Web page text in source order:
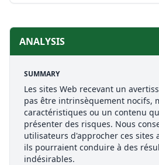
ANALYSIS
SUMMARY
Les sites Web recevant un
pas être intrinsèquement nocifs,
caractéristiques ou un contenu
présenter des risques. Nous
utilisateurs d'approcher ces sites
ils pourraient conduire à des
indésirables.